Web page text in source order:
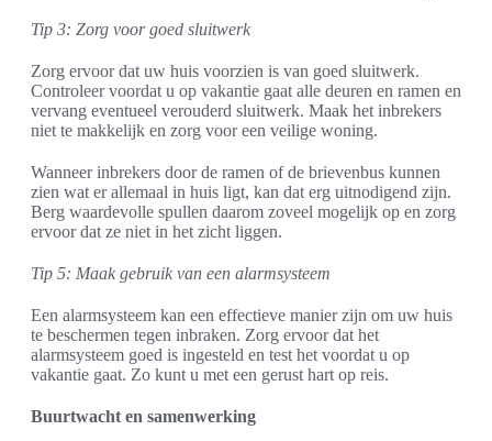
Tip 3: Zorg voor goed sluitwerk
Zorg ervoor dat uw huis voorzien is van goed sluitwerk.
Controleer voordat u op vakantie gaat alle deuren en ramen en
vervang eventueel verouderd sluitwerk. Maak het inbrekers
niet te makkelijk en zorg voor een veilige woning.
Wanneer inbrekers door de ramen of de brievenbus kunnen
zien wat er allemaal in huis ligt, kan dat erg uitnodigend zijn.
Berg waardevolle spullen daarom zoveel mogelijk op en zorg
ervoor dat ze niet in het zicht liggen.
Tip 5: Maak gebruik van een alarmsysteem
Een alarmsysteem kan een effectieve manier zijn om uw huis
te beschermen tegen inbraken. Zorg ervoor dat het
alarmsysteem goed is ingesteld en test het voordat u op
vakantie gaat. Zo kunt u met een gerust hart op reis.
Buurtwacht en samenwerking